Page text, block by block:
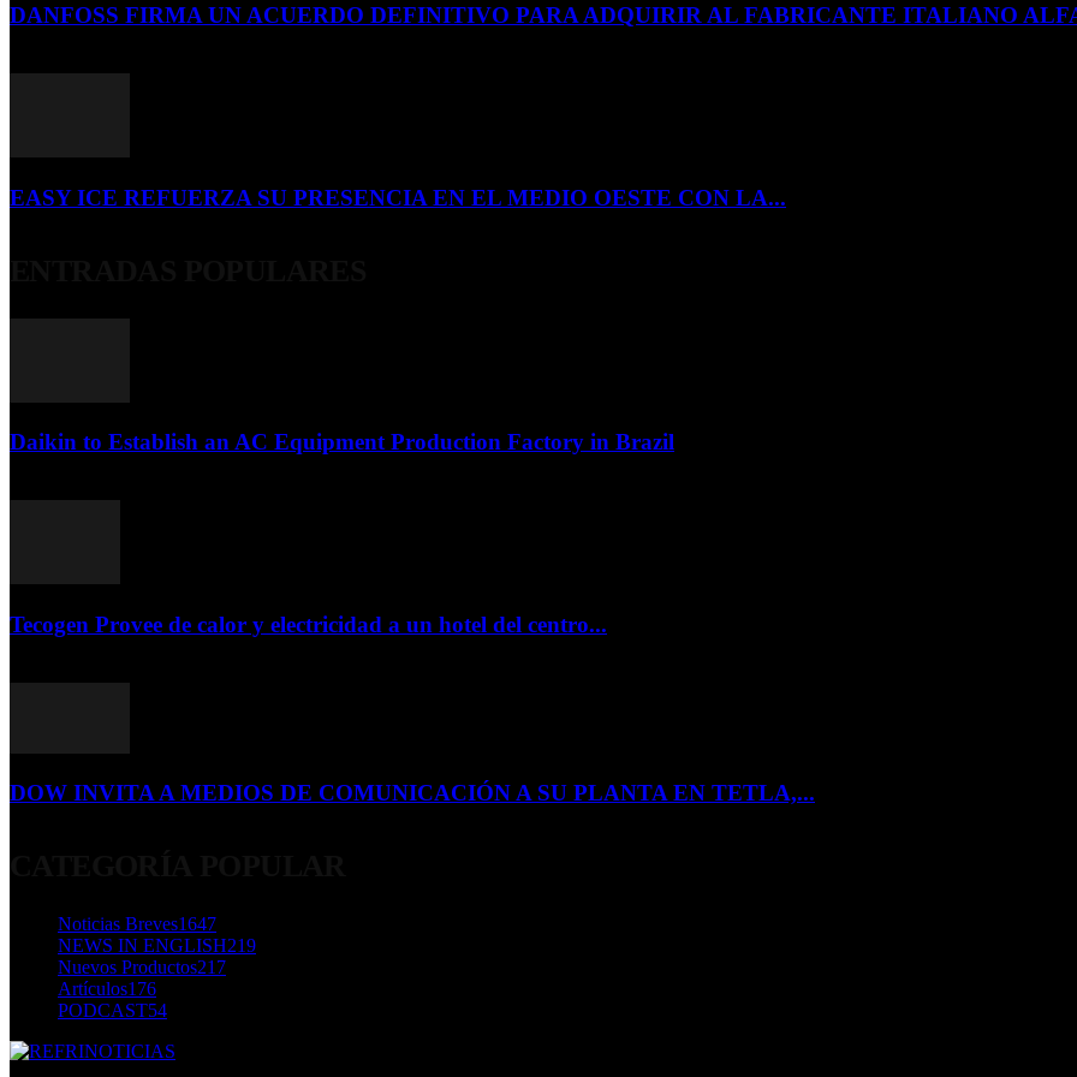
DANFOSS FIRMA UN ACUERDO DEFINITIVO PARA ADQUIRIR AL FABRICANTE ITALIANO
EASY ICE REFUERZA SU PRESENCIA EN EL MEDIO OESTE CON LA...
Daikin to Establish an AC Equipment Production Factory in Brazil
Tecogen Provee de calor y electricidad a un hotel del centro...
DOW INVITA A MEDIOS DE COMUNICACIÓN A SU PLANTA EN TETLA,...
Noticias Breves1647
NEWS IN ENGLISH219
Nuevos Productos217
Artículos176
PODCAST54